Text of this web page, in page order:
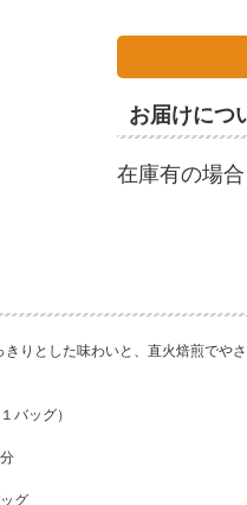
お届けにつ
在庫有の場
りとした味わいと、直火焙煎で
バッグ）
グ